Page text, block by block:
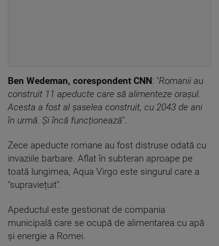
Ben Wedeman, corespondent CNN: "Romanii au
construit 11 apeducte care să alimenteze orașul.
Acesta a fost al șaselea construit, cu 2043 de ani
în urmă. Și încă funcționează".
Zece apeducte romane au fost distruse odată cu
invaziile barbare. Aflat în subteran aproape pe
toată lungimea, Aqua Virgo este singurul care a
"supraviețuit".
Apeductul este gestionat de compania
municipală care se ocupă de alimentarea cu apă
și energie a Romei.